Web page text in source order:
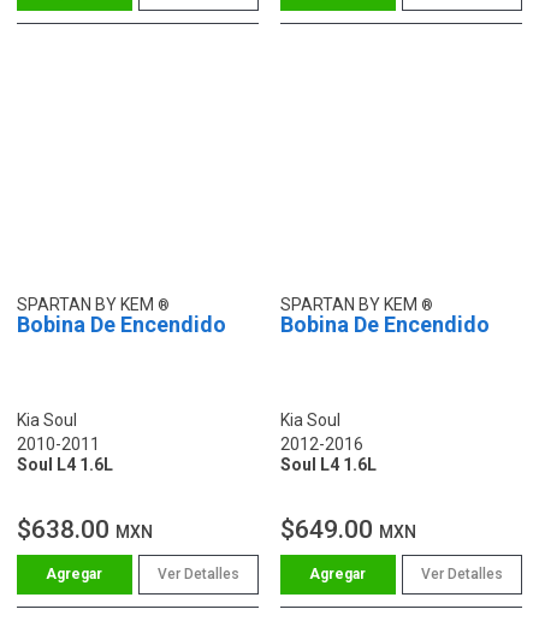
SPARTAN BY KEM
Bobina De Encendido
Kia Soul
2010-2011
Soul L4 1.6L
$638.00 MXN
Ver Detalles
SPARTAN BY KEM
Bobina De Encendido
Kia Soul
2012-2016
Soul L4 1.6L
$649.00 MXN
Ver Detalles